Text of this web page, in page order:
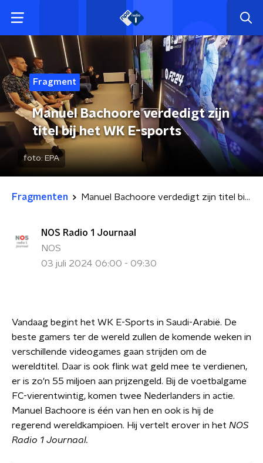
Fragment
Manuel Bachoore verdedigt zijn
titel bij het WK E-sports
foto: EPA
Fragmenten Manuel Bachoore verdedigt zijn titel bij het WK E-sports
NOS Radio 1 Journaal
NOS
03 juli 2024 06:00 - 09:30
Vandaag begint het WK E-Sports in Saudi-Arabië. De
beste gamers ter de wereld zullen de komende weken in
verschillende videogames gaan strijden om de
wereldtitel. Daar is ook flink wat geld mee te verdienen,
er is zo'n 55 miljoen aan prijzengeld. Bij de voetbalgame
FC-vierentwintig, komen twee Nederlanders in actie.
Manuel Bachoore is één van hen en ook is hij de
regerend wereldkampioen. Hij vertelt erover in het NOS
Radio 1 Journaal.